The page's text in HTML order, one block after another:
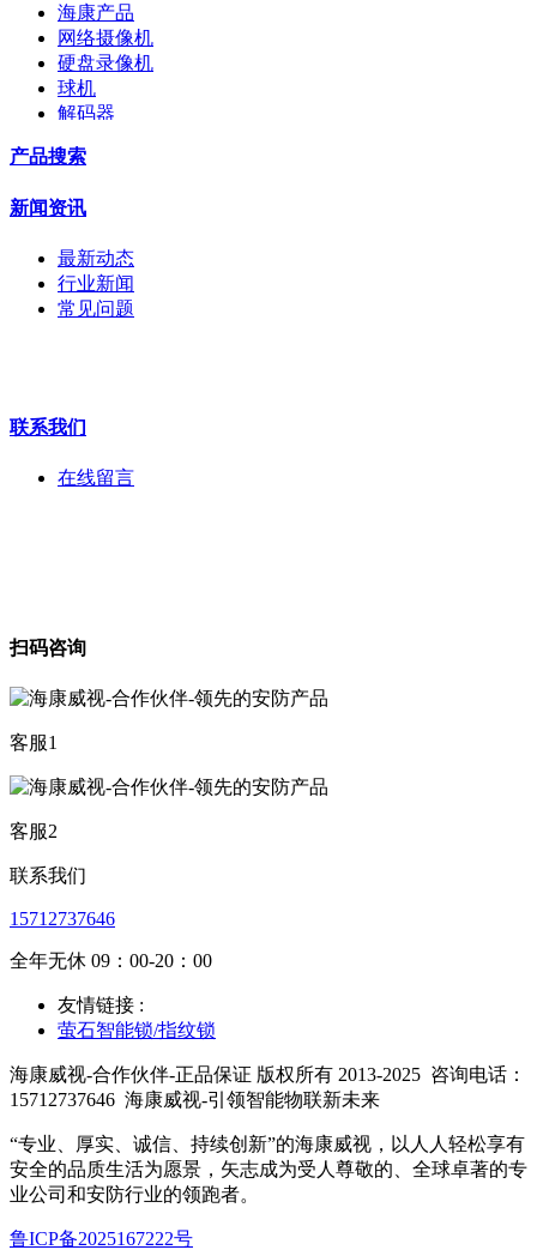
海康产品
网络摄像机
硬盘录像机
球机
解码器
配件
拼接屏
安检门
工程宝
海康机器人
产品搜索
新闻资讯
最新动态
行业新闻
常见问题
联系我们
在线留言
扫码咨询
客服1
客服2
联系我们
15712737646
全年无休 09：00-20：00
友情链接 :
萤石智能锁/指纹锁
海康威视-合作伙伴-正品保证 版权所有 2013-2025 咨询电话：
15712737646 海康威视-引领智能物联新未来
“专业、厚实、诚信、持续创新”的海康威视，以人人轻松享有
安全的品质生活为愿景，矢志成为受人尊敬的、全球卓著的专
业公司和安防行业的领跑者。
鲁ICP备2025167222号